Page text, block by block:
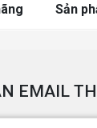
Sản
EMAIL